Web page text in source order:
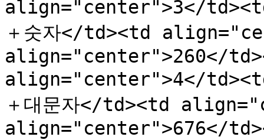
align="center">3</
＋숫자</td><td
align="center">260</
align="center">4</
＋대문자</td><td
align="center">676</